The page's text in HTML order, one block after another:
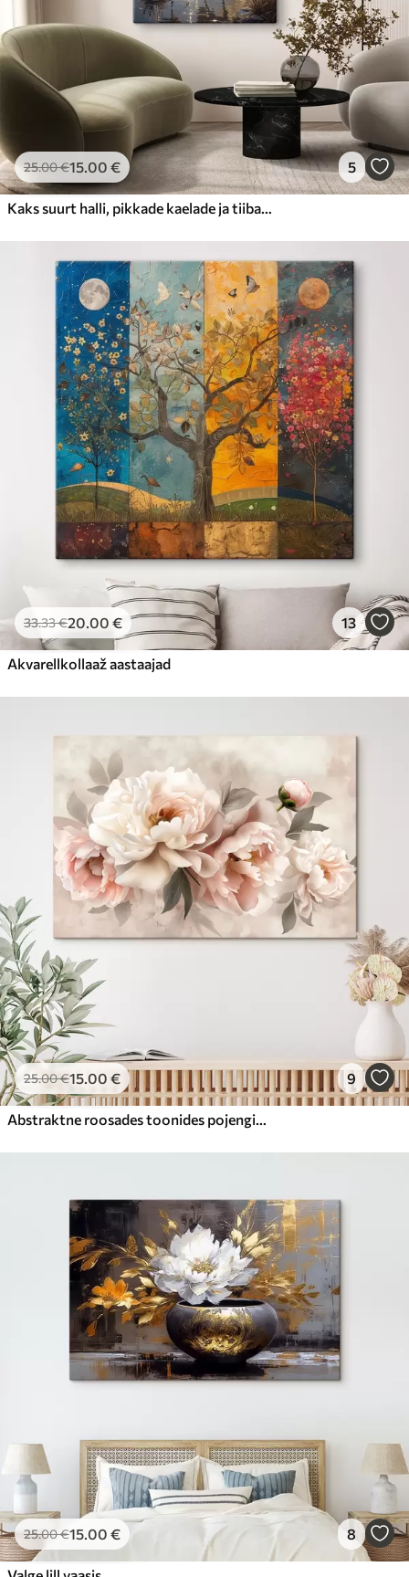
25.00€15.00 € 5
Kaks suurt halli, pikkade kaelade ja tiibadega kraanat, mis seisavad puudest ümbritsetud udujärves
33.33€20.00 € 13
Akvarellkollaaž aastaajad
25.00€15.00 € 9
Abstraktne roosades toonides pojengide kimp
25.00€15.00 € 8